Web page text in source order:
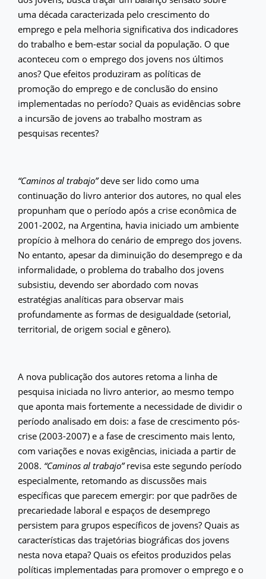
uma década caracterizada pelo crescimento do
emprego e pela melhoria significativa dos indicadores
do trabalho e bem-estar social da população. O que
aconteceu com o emprego dos jovens nos últimos
anos? Que efeitos produziram as políticas de
promoção do emprego e de conclusão do ensino
implementadas no período? Quais as evidências sobre
a incursão de jovens ao trabalho mostram as
pesquisas recentes?
“Caminos al trabajo”deve ser lido como uma
continuação do livro anterior dos autores, no qual eles
propunham que o período após a crise econômica de
2001-2002, na Argentina, havia iniciado um ambiente
propício à melhora do cenário de emprego dos jovens.
No entanto, apesar da diminuição do desemprego e da
informalidade, o problema do trabalho dos jovens
subsistiu, devendo ser abordado com novas
estratégias analíticas para observar mais
profundamente as formas de desigualdade (setorial,
territorial, de origem social e gênero).
A nova publicação dos autores retoma a linha de
pesquisa iniciada no livro anterior, ao mesmo tempo
que aponta mais fortemente a necessidade de dividir o
período analisado em dois: a fase de crescimento pós-
crise (2003-2007) e a fase de crescimento mais lento,
com variações e novas exigências, iniciada a partir de
2008. “Caminos al trabajo”revisa este segundo período
especialmente, retomando as discussões mais
específicas que parecem emergir: por que padrões de
precariedade laboral e espaços de desemprego
persistem para grupos específicos de jovens? Quais as
características das trajetórias biográficas dos jovens
nesta nova etapa? Quais os efeitos produzidos pelas
políticas implementadas para promover o emprego e o